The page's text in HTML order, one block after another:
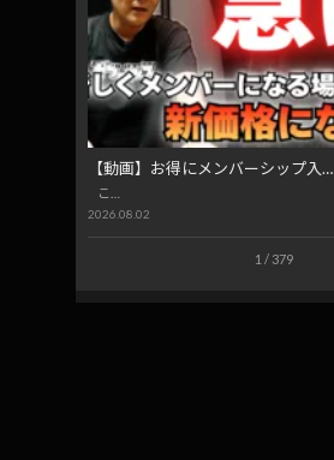
【動画】お得にメンバーシップ入…
こ…
2026.08.02
1 / 379